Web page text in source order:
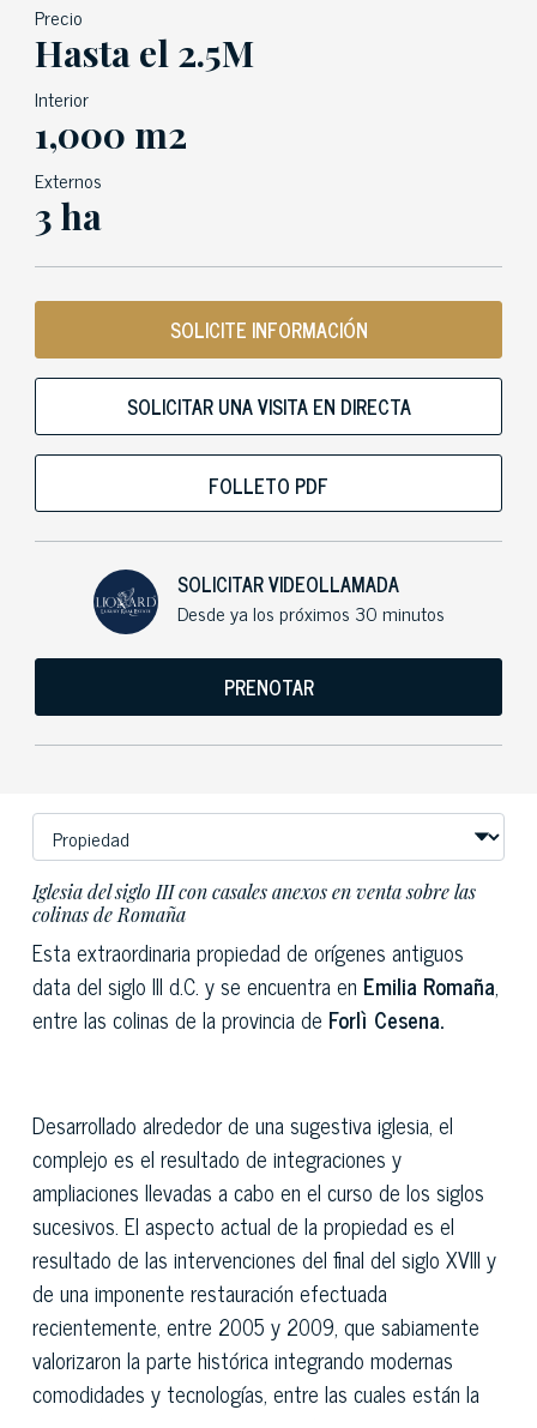
Precio
Hasta el 2.5M
Interior
1,000 m2
Externos
3 ha
SOLICITE INFORMACIÓN
SOLICITAR UNA VISITA EN DIRECTA
FOLLETO PDF
SOLICITAR VIDEOLLAMADA
Desde ya los próximos 30 minutos
PRENOTAR
Iglesia del siglo III con casales anexos en venta sobre las
colinas de Romaña
Esta extraordinaria propiedad de orígenes antiguos
data del siglo III d.C. y se encuentra en Emilia Romaña,
entre las colinas de la provincia de Forlì Cesena.
Desarrollado alrededor de una sugestiva iglesia, el
complejo es el resultado de integraciones y
ampliaciones llevadas a cabo en el curso de los siglos
sucesivos. El aspecto actual de la propiedad es el
resultado de las intervenciones del final del siglo XVIII y
de una imponente restauración efectuada
recientemente, entre 2005 y 2009, que sabiamente
valorizaron la parte histórica integrando modernas
comodidades y tecnologías, entre las cuales están la